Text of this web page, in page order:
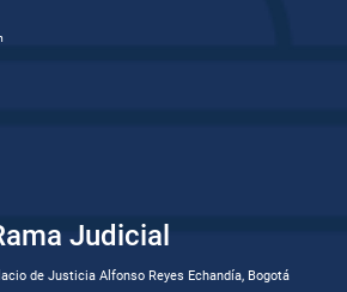
Judicial
de Justicia Alfonso Reyes Echandía, Bogotá